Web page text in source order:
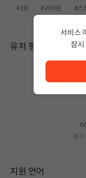
#2D #귀여운 #스
유저 평가
평가
지원 언어
서비스
잠시